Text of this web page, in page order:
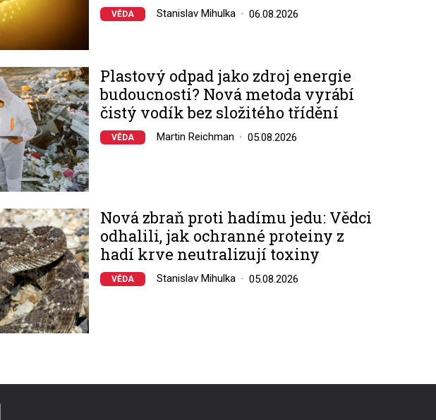
VĚDA Stanislav Mihulka 06.08.2026
Plastový odpad jako zdroj energie
budoucnosti? Nová metoda vyrábí
čistý vodík bez složitého třídění
VĚDA Martin Reichman 05.08.2026
Nová zbraň proti hadímu jedu: Vědci
odhalili, jak ochranné proteiny z
hadí krve neutralizují toxiny
VĚDA Stanislav Mihulka 05.08.2026